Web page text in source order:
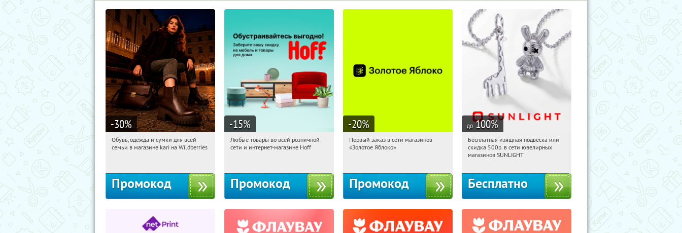
-30%
04:28:59 Получили:
Обувь, одежда и сумки для всей
семьи в магазине kari на Wildberries
Промокод
-15%
04:28:59 Получили:
Любые товары во всей розничной
сети и интернет-магазине Hoff
Промокод
-20%
04:28:59
Получи первым!
Первый заказ в сети магазинов
«Золотое Яблоко»
Промокод
до 100%
04:28:59 Получили:
Россия
Бесплатная изящная подвеска или
скидка 500р. в сети ювелирных
магазинов SUNLIGHT
Бесплатно